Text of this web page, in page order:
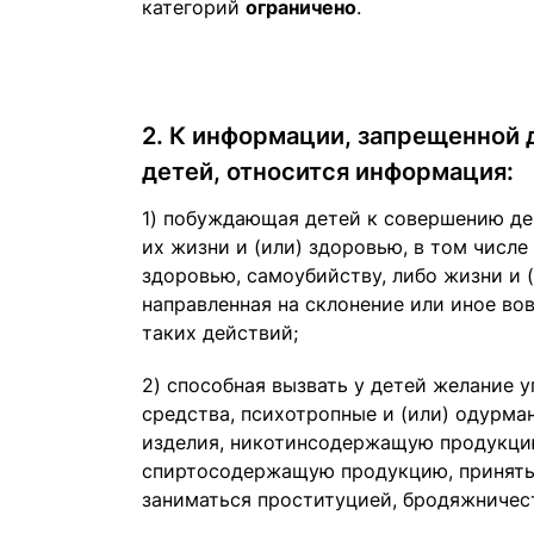
категорий ограничено.
2. К информации, запрещенной
детей, относится информация:
1) побуждающая детей к совершению
их жизни и (или) здоровью, в том
здоровью, самоубийству, либо жизни
направленная на склонение или иное
таких действий;
2) способная вызвать у детей желание
средства, психотропные и (или)
изделия, никотинсодержащую
спиртосодержащую продукцию,
заниматься проституцией,